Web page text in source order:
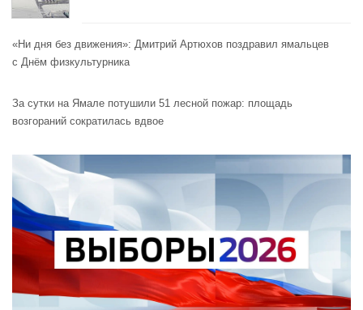
«Ни дня без движения»: Дмитрий Артюхов поздравил ямальцев
с Днём физкультурника
За сутки на Ямале потушили 51 лесной пожар: площадь
возгораний сократилась вдвое